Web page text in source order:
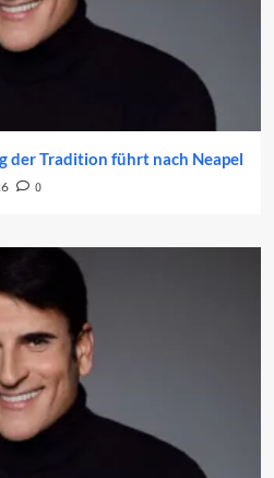
der Tradition führt nach Neapel
0